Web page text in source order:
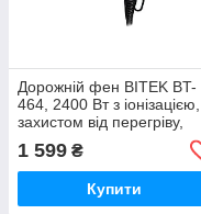
Дорожній фен BITEK BT-
464, 2400 Вт з іонізацією,
захистом від перегріву,
холодним обдуванням та
складною ручкою
1 599 ₴
Купити